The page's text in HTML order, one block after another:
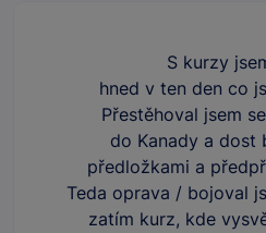
S kurzy
hned v ten den co
Přestěhoval jsem
do Kanady a dost
předložkami a
Teda oprava / bojoval
zatím kurz, kde